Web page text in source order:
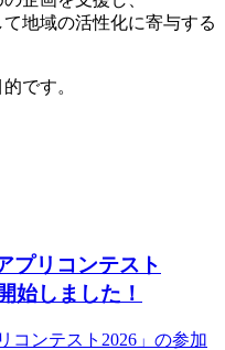
地域の活性化に寄与する
です。
プリコンテスト
始しました！
コンテスト2026」の参加